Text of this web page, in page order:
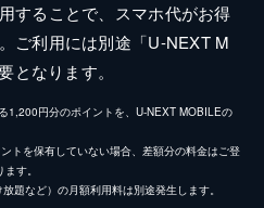
することで、スマホ代がお得
ご利用には別途「U-NEXT M
となります。
1,200円分のポイントを、U-NEXT MOBILEの
トを保有していない場合、差額分の料金はご登
す。
題など）の月額利用料は別途発生します。